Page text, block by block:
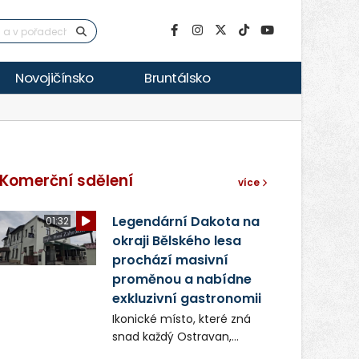
Novojičínsko Bruntálsko
Komerční sdělení více
01:32
Legendární Dakota na
okraji Bělského lesa
prochází masivní
proměnou a nabídne
exkluzivní gastronomii
Ikonické místo, které zná
snad každý Ostravan,